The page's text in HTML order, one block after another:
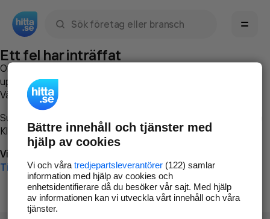
Ett fel har inträffat
Om du vill kan du
uppstod så att vi lättare och snabbare kan avhjälpa det.
Vänligen försök med följande:
Surfa till
Klicka påTillbaka-knappen i webbläsaren och försök igen
Vi beklagar besväret!
Till startsidan
Bättre innehåll och tjänster med
hjälp av cookies
Vi och våra tredjepartsleverantörer(122) samlar
information med hjälp av cookies och
enhetsidentifierare då du besöker vår sajt. Med hjälp
av informationen kan vi utveckla vårt innehåll och våra
tjänster.